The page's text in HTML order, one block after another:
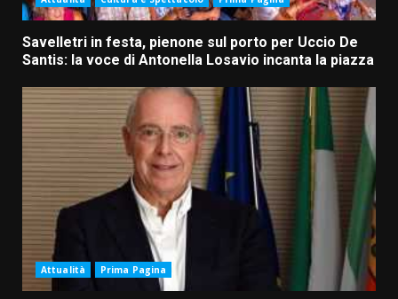
Savelletri in festa, pienone sul porto per Uccio De
Santis: la voce di Antonella Losavio incanta la piazza
Attualità Prima Pagina